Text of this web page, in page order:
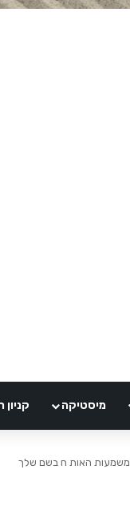
מיסטיקה קניון
משמעות האות ח בשם שלך